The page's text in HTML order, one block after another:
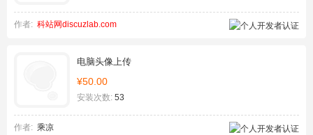
作者: 科站网discuzlab.com
电脑头像上传
¥50.00
安装次数: 53
作者: 乘凉